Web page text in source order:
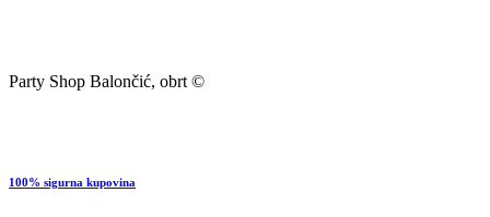
Party Shop Balončić, obrt ©
100% sigurna kupovina